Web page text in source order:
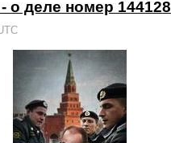
о деле номер 144128